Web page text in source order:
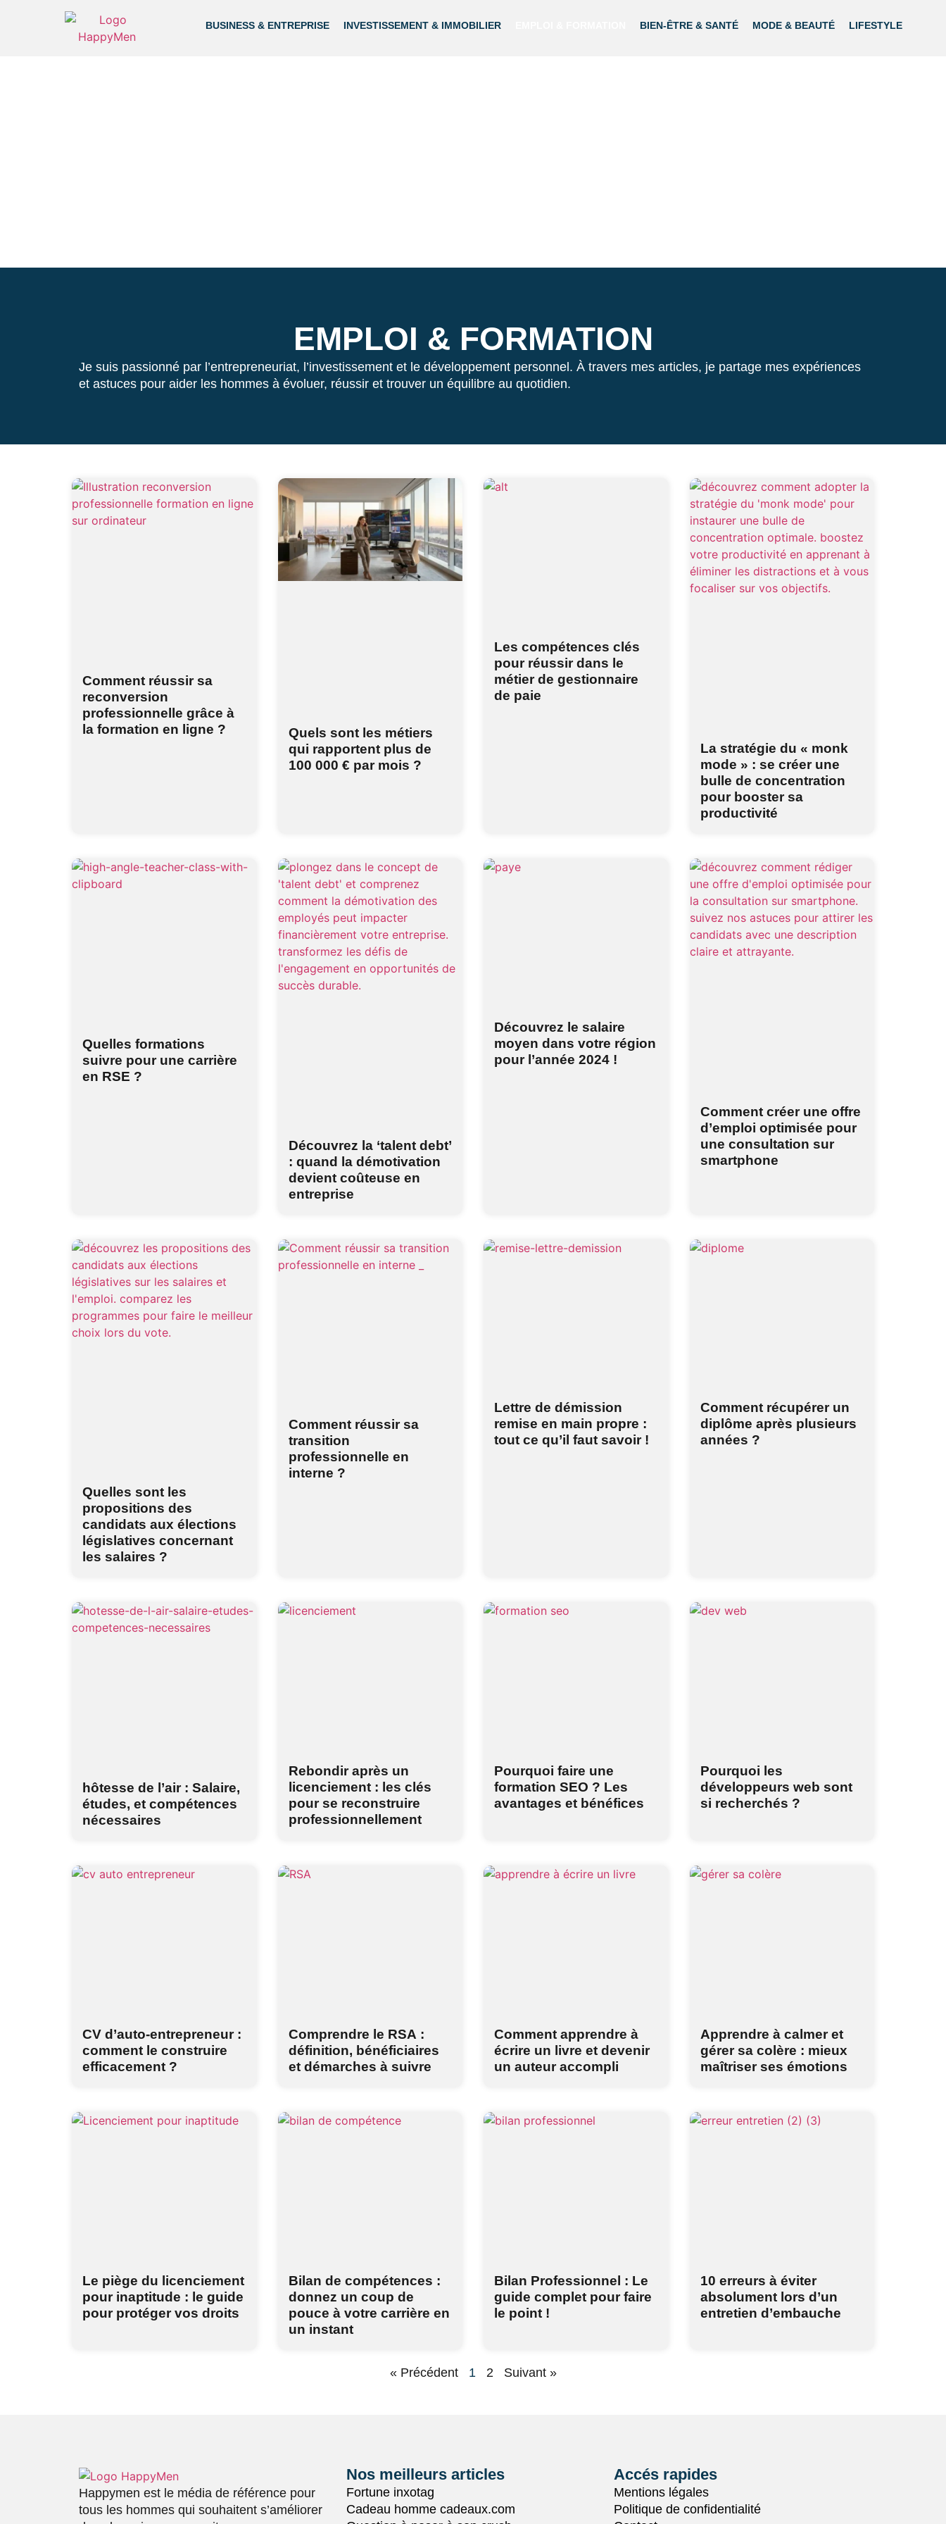
BUSINESS & ENTREPRISE INVESTISSEMENT & IMMOBILIER BIEN-ÊTRE & SANTÉ MODE & BEAUTÉ LIFESTYLE
EMPLOI & FORMATION
Je suis passionné par l’entrepreneuriat, l’investissement et le développement personnel. À travers mes articles, je partage mes expériences
et astuces pour aider les hommes à évoluer, réussir et trouver un équilibre au quotidien.
Comment réussir sa
reconversion
professionnelle grâce à
la formation en ligne ?
Quels sont les métiers
qui rapportent plus de
100 000 € par mois ?
Les compétences clés
pour réussir dans le
métier de gestionnaire
de paie
La stratégie du « monk
mode » : se créer une
bulle de concentration
pour booster sa
productivité
Quelles formations
suivre pour une carrière
en RSE ?
Découvrez la ‘talent debt’
: quand la démotivation
devient coûteuse en
entreprise
Découvrez le salaire
moyen dans votre région
pour l’année 2024 !
Comment créer une offre
d’emploi optimisée pour
une consultation sur
smartphone
Quelles sont les
propositions des
candidats aux élections
législatives concernant
les salaires ?
Comment réussir sa
transition
professionnelle en
interne ?
Lettre de démission
remise en main propre :
tout ce qu’il faut savoir !
Comment récupérer un
diplôme après plusieurs
années ?
hôtesse de l’air : Salaire,
études, et compétences
nécessaires
Rebondir après un
licenciement : les clés
pour se reconstruire
professionnellement
Pourquoi faire une
formation SEO ? Les
avantages et bénéfices
Pourquoi les
développeurs web sont
si recherchés ?
CV d’auto-entrepreneur :
comment le construire
efficacement ?
Comprendre le RSA :
définition, bénéficiaires
et démarches à suivre
Comment apprendre à
écrire un livre et devenir
un auteur accompli
Apprendre à calmer et
gérer sa colère : mieux
maîtriser ses émotions
Le piège du licenciement
pour inaptitude : le guide
pour protéger vos droits
Bilan de compétences :
donnez un coup de
pouce à votre carrière en
un instant
Bilan Professionnel : Le
guide complet pour faire
le point !
10 erreurs à éviter
absolument lors d’un
entretien d’embauche
« Précédent 1 2 Suivant »
Happymen est le média de référence pour
tous les hommes qui souhaitent s’améliorer
Nos meilleurs articles
Fortune inxotag
Cadeau homme cadeaux.com
Accés rapides
Mentions légales
Politique de confidentialité